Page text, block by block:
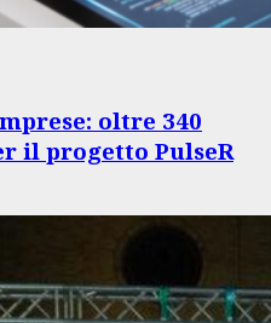
oltre 340
il progetto PulseR